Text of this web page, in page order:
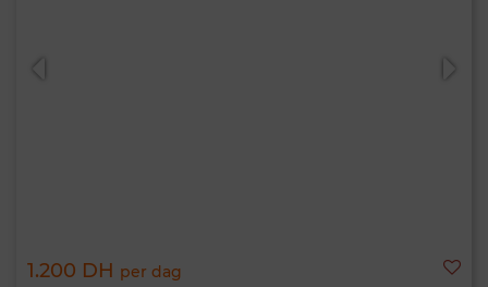
1.200 DH per dag